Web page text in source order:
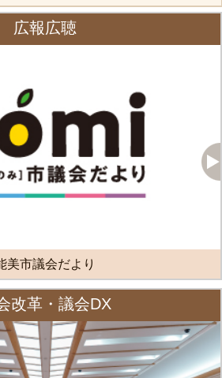
広報広聴
美市議会だより
改革・議会DX